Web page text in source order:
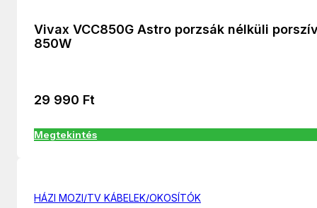
Vivax VCC850G Astro porzsák nélküli
850W
29 990 Ft
Megtekintés
HÁZI MOZI/TV KÁBELEK/OKOSÍTÓK